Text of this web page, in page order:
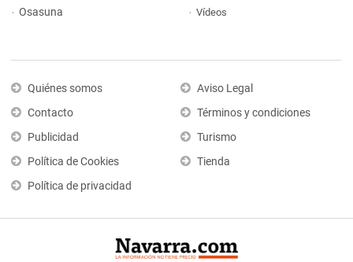
Osasuna
Vídeos
Quiénes somos
Contacto
Publicidad
Política de Cookies
Política de privacidad
Aviso Legal
Términos y condiciones
Turismo
Tienda